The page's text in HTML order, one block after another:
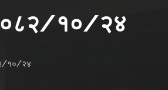
२०८२/१०/२४
१०/२४